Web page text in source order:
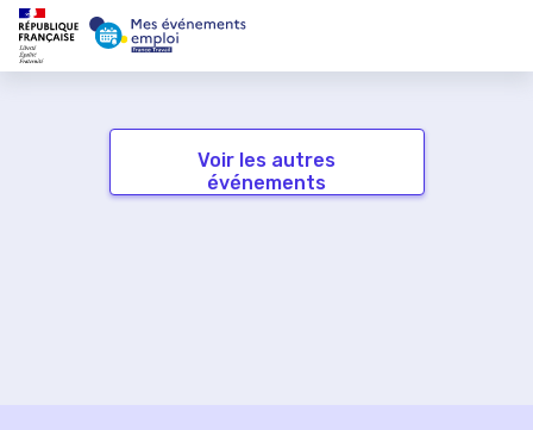
Voir les autres
événements